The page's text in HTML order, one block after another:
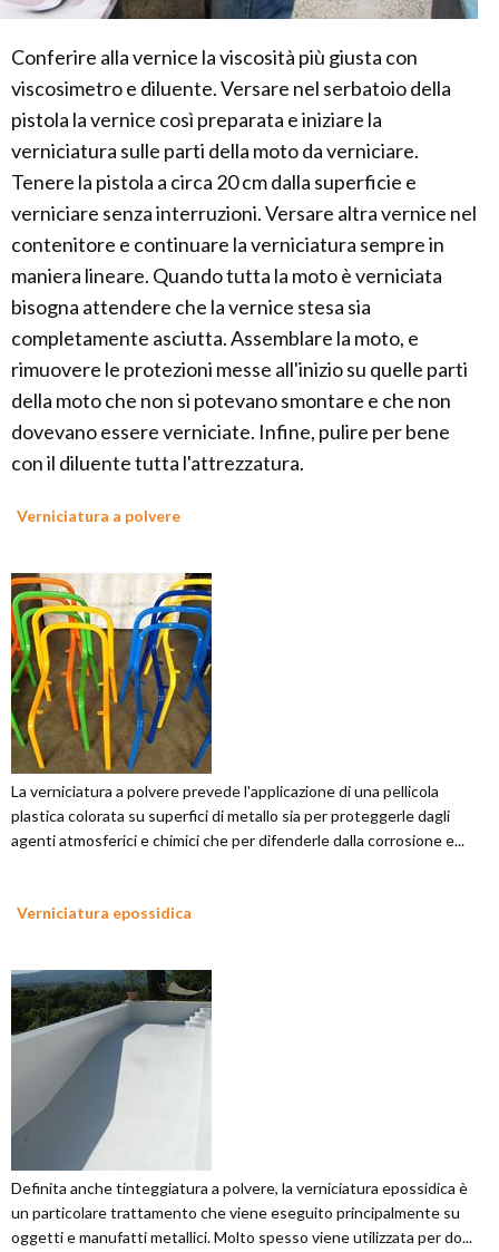
Conferire alla vernice la viscosità più giusta con
viscosimetro e diluente. Versare nel serbatoio della
pistola la vernice così preparata e iniziare la
verniciatura sulle parti della moto da verniciare.
Tenere la pistola a circa 20 cm dalla superficie e
verniciare senza interruzioni. Versare altra vernice nel
contenitore e continuare la verniciatura sempre in
maniera lineare. Quando tutta la moto è verniciata
bisogna attendere che la vernice stesa sia
completamente asciutta. Assemblare la moto, e
rimuovere le protezioni messe all'inizio su quelle parti
della moto che non si potevano smontare e che non
dovevano essere verniciate. Infine, pulire per bene
con il diluente tutta l'attrezzatura.
Verniciatura a polvere
La verniciatura a polvere prevede l'applicazione di una pellicola
plastica colorata su superfici di metallo sia per proteggerle dagli
agenti atmosferici e chimici che per difenderle dalla corrosione e...
Verniciatura epossidica
Definita anche tinteggiatura a polvere, la verniciatura epossidica è
un particolare trattamento che viene eseguito principalmente su
oggetti e manufatti metallici. Molto spesso viene utilizzata per do...